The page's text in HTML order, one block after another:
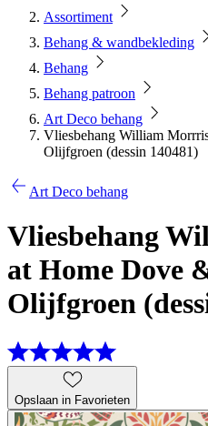
Assortiment
Behang & wandbekleding
Behang
Behang patroon
Art Deco behang
Vliesbehang William
Olijfgroen (dessin 140481)
Art Deco behang
Vliesbehang
at Home Dove
Olijfgroen
Opslaan in Favorieten